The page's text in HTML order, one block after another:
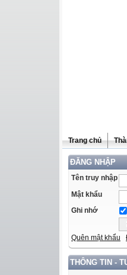
Trang chủ
ĐĂNG NHẬP
Tên truy nhập
Mật khẩu
Ghi nhớ
Quên mật khẩu
THÔNG TIN -